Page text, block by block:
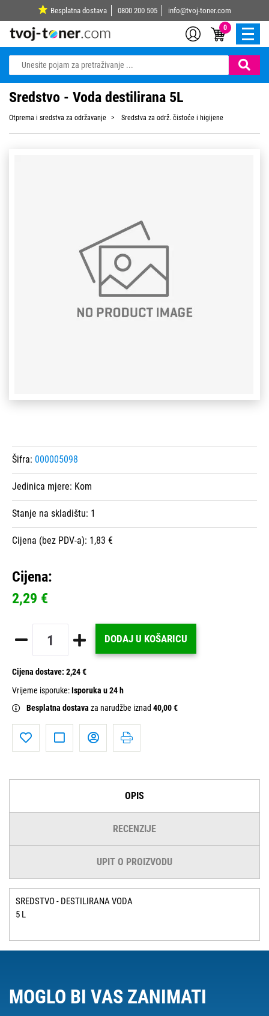
Besplatna dostava 0800 200 505 info@tvoj-toner.com
0
Sredstvo - Voda destilirana 5L
Otprema i sredstva za održavanje Sredstva za održ. čistoće i higijene
Šifra: 000005098
Jedinica mjere: Kom
Stanje na skladištu: 1
Cijena (bez PDV-a): 1,83 €
Cijena:
2,29 €
DODAJ U KOŠARICU
Cijena dostave: 2,24 €
Vrijeme isporuke:Isporuka u 24 h
Besplatna dostava za narudžbe iznad 40,00 €
OPIS
RECENZIJE
UPIT O PROIZVODU
SREDSTVO - DESTILIRANA VODA
5 L
MOGLO BI VAS ZANIMATI